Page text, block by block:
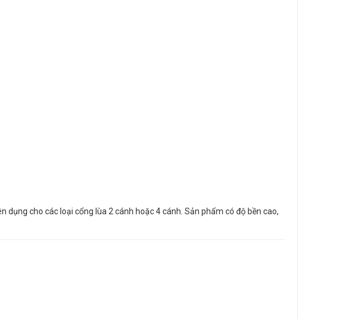
cho các loại cổng lùa 2 cánh hoặc 4 cánh. Sản phẩm có độ bền cao,